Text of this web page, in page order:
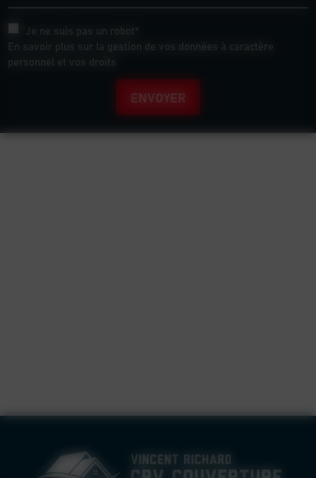
Je ne suis pas un robot*
En savoir plus sur la gestion de vos données à caractère
personnel et vos droits
ENVOYER